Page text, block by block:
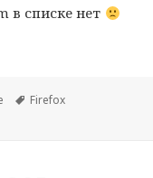
в списке нет
GMail.com
Метки
Firefox